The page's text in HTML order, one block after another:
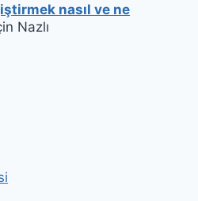
nasıl ve ne
Nazlı